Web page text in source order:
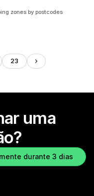
zones by postcodes
23
uma
durante 3 dias